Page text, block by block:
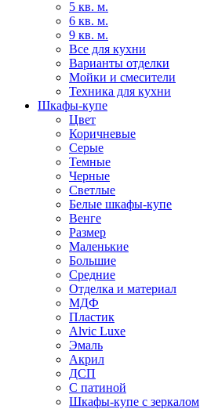
5 кв. м.
6 кв. м.
9 кв. м.
Все для кухни
Варианты отделки
Мойки и смесители
Техника для кухни
Шкафы-купе
Цвет
Коричневые
Серые
Темные
Черные
Светлые
Белые шкафы-купе
Венге
Размер
Маленькие
Большие
Средние
Отделка и материал
МДФ
Пластик
Alvic Luxe
Эмаль
Акрил
ДСП
С патиной
Шкафы-купе с зеркалом